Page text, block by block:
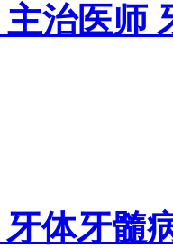
主治医师
牙体牙髓